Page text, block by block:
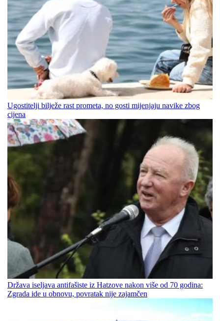
Ugostitelji bilježe rast prometa, no gosti mijenjaju navike zbog
cijena
Država iseljava antifašiste iz Hatzove nakon više od 70 godina:
Zgrada ide u obnovu, povratak nije zajamčen